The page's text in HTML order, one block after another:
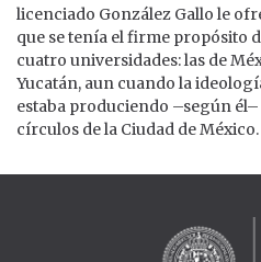
licenciado González Gallo le
que se tenía el firme propósito
cuatro universidades: las de
Yucatán, aun cuando la
estaba produciendo –según
círculos de la Ciudad de México.